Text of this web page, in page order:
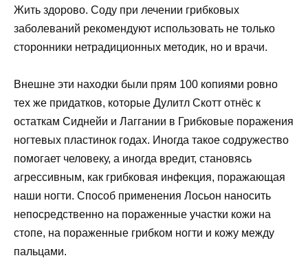
Жить здорово. Соду при лечении грибковых
заболеваний рекомендуют использовать не только
сторонники нетрадиционных методик, но и врачи.
Внешне эти находки были прям 100 копиями ровно
тех же придатков, которые Дулитл Скотт отнёс к
остаткам Сиднейи и Лаггании в Грибковые поражения
ногтевых пластинок годах. Иногда такое содружество
помогает человеку, а иногда вредит, становясь
агрессивным, как грибковая инфекция, поражающая
наши ногти. Способ применения Лосьон наносить
непосредственно на пораженные участки кожи на
стопе, на пораженные грибком ногти и кожу между
пальцами.